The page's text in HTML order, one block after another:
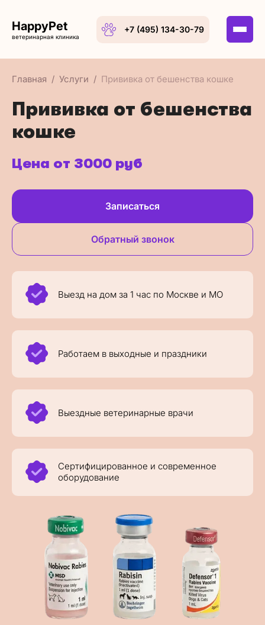
HappyPet
ветеринарная клиника
+7 (495) 134-30-79
Главная Услуги Прививка от бешенства кошке
Прививка от бешенства
кошке
Цена от 3000 руб
Записаться
Обратный звонок
Выезд на дом за 1 час по Москве и МО
Работаем в выходные и праздники
Выездные ветеринарные врачи
Сертифицированное и современное
оборудование